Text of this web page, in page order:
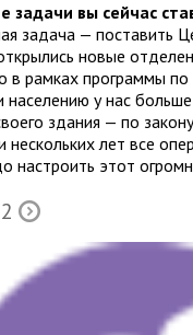
задачи вы сей­час
задача — поста­вить
новые
в рам­ках про­граммы
у нас
зда­ния — по
несколь­ких лет все
настро­ить этот
Õ